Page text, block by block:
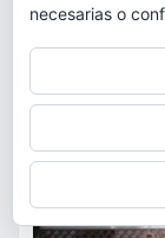
necesarias o
Para obtener